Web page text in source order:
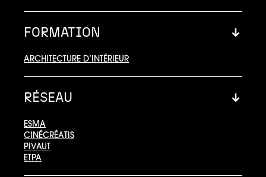
FORMATION
ARCHITECTURE D’INTÉRIEUR
RÉSEAU
ESMA
CINÉCRÉATIS
PIVAUT
ETPA